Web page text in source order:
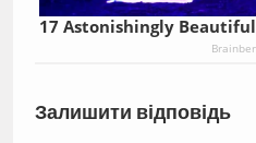
17 Astonishingly
Залишити відповідь